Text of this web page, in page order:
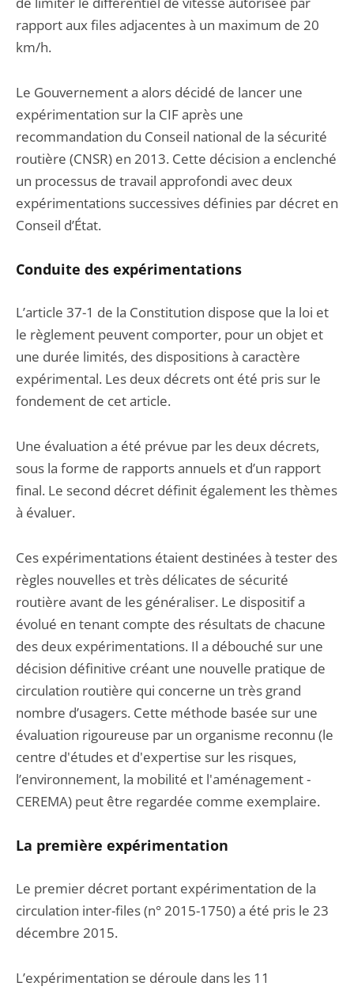
rapport aux files adjacentes à un maximum de 20
km/h.
Le Gouvernement a alors décidé de lancer une
expérimentation sur la CIF après une
recommandation du Conseil national de la sécurité
routière (CNSR) en 2013. Cette décision a enclenché
un processus de travail approfondi avec deux
expérimentations successives définies par décret en
Conseil d’État.
Conduite des expérimentations
L’article 37-1 de la Constitution dispose que la loi et
le règlement peuvent comporter, pour un objet et
une durée limités, des dispositions à caractère
expérimental. Les deux décrets ont été pris sur le
fondement de cet article.
Une évaluation a été prévue par les deux décrets,
sous la forme de rapports annuels et d’un rapport
final. Le second décret définit également les thèmes
à évaluer.
Ces expérimentations étaient destinées à tester des
règles nouvelles et très délicates de sécurité
routière avant de les généraliser. Le dispositif a
évolué en tenant compte des résultats de chacune
des deux expérimentations. Il a débouché sur une
décision définitive créant une nouvelle pratique de
circulation routière qui concerne un très grand
nombre d’usagers. Cette méthode basée sur une
évaluation rigoureuse par un organisme reconnu (le
centre d'études et d'expertise sur les risques,
l’environnement, la mobilité et l'aménagement -
CEREMA) peut être regardée comme exemplaire.
La première expérimentation
Le premier décret portant expérimentation de la
circulation inter-files (n° 2015-1750) a été pris le 23
décembre 2015.
L’expérimentation se déroule dans les 11